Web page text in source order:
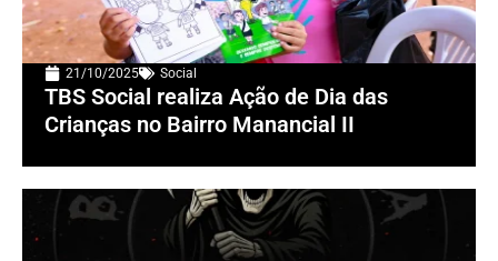
21/10/2025 Social
TBS Social realiza Ação de Dia das
Crianças no Bairro Manancial II